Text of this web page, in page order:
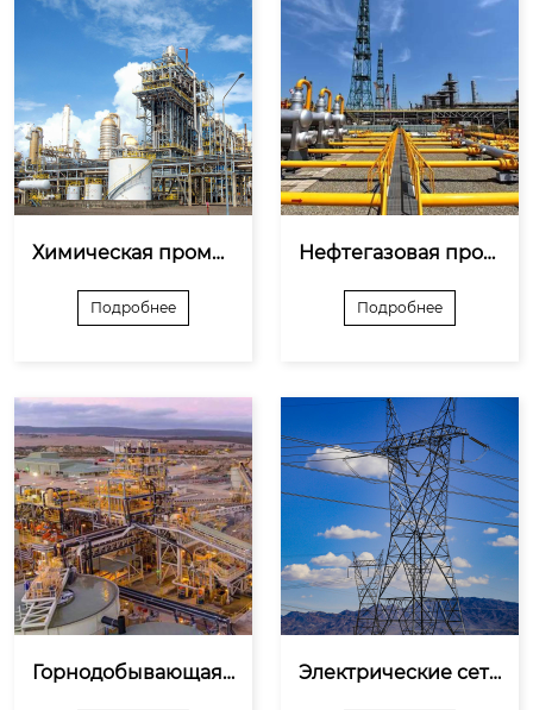
Химическая промы
Подробнее
Нефтегазовая пром
Подробнее
Горнодобывающая
Электрические сет